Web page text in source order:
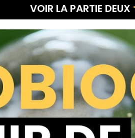
VOIR LA PARTIE DEUX